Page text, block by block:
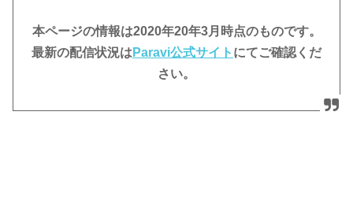
本ページの情報は2020年20年3月時点のものです。
最新の配信状況は Paravi公式サイト にてご確認くだ
さい。